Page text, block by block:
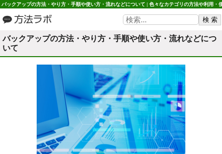
バックアップの方法・やり方・手順や使い方・流れなどについて | 色々なカテゴリの方法や利用・
バックアップの方法・やり方・手順や使い方・流れなどにつ
いて